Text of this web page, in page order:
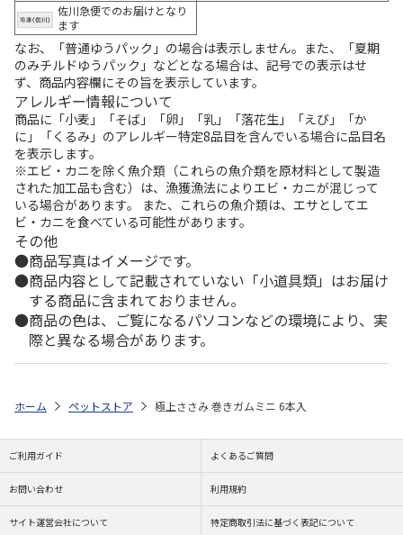
佐川急便でのお届けとなり
ます
なお、「普通ゆうパック」の場合は表示しません。また、「夏期
のみチルドゆうパック」などとなる場合は、記号での表示はせ
ず、商品内容欄にその旨を表示しています。
アレルギー情報について
商品に「小麦」「そば」「卵」「乳」「落花生」「えび」「か
に」「くるみ」のアレルギー特定8品目を含んでいる場合に品目名
を表示します。
※エビ・カニを除く魚介類（これらの魚介類を原材料として製造
された加工品も含む）は、漁獲漁法によりエビ・カニが混じって
いる場合があります。 また、これらの魚介類は、エサとしてエ
ビ・カニを食べている可能性があります。
その他
商品写真はイメージです。
商品内容として記載されていない「小道具類」はお届け
する商品に含まれておりません。
商品の色は、ご覧になるパソコンなどの環境により、実
際と異なる場合があります。
ホーム ペットストア 極上ささみ 巻きガムミニ 6本入
ご利用ガイド よくあるご質問
お問い合わせ 利用規約
サイト運営会社について 特定商取引法に基づく表記について